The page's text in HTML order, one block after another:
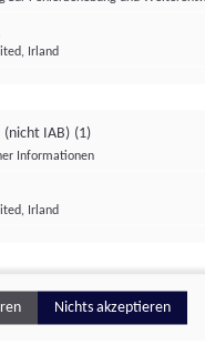
Irland
(nicht IAB) (1)
Informationen
Irland
Nichts akzeptieren